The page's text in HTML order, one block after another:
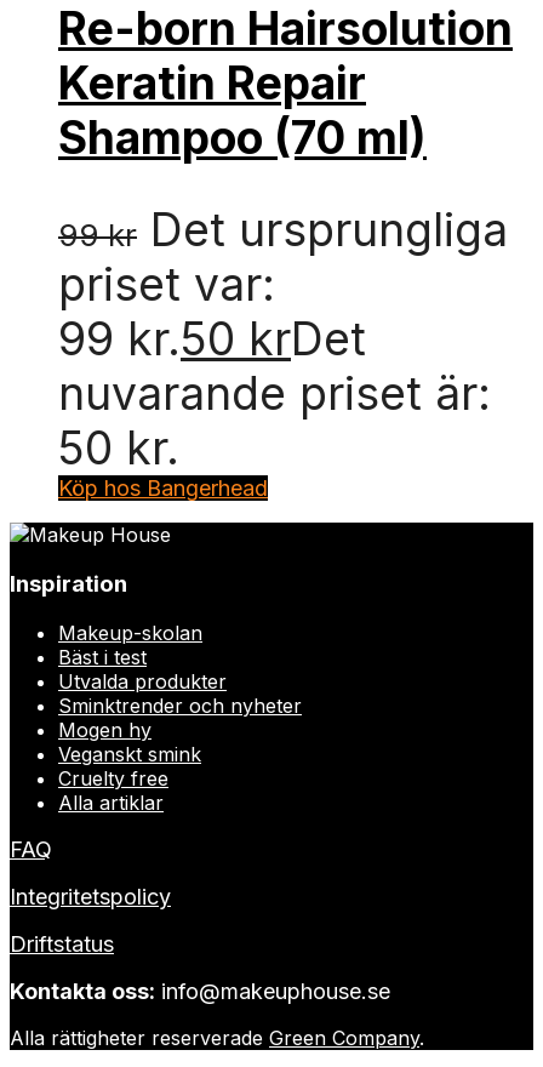
Re-born Hairsolution
Keratin Repair
Shampoo (70 ml)
99kr Det ursprungliga
priset var:
99 kr.50 krDet
nuvarande priset är:
50 kr.
Köp hos Bangerhead
Inspiration
Makeup-skolan
Bäst i test
Utvalda produkter
Sminktrender och nyheter
Mogen hy
Veganskt smink
Cruelty free
Alla artiklar
FAQ
Integritetspolicy
Driftstatus
Kontakta oss: info@makeuphouse.se
Alla rättigheter reserverade Green Company.